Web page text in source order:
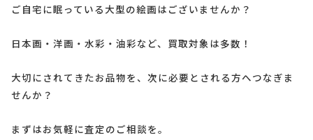
ご自宅に眠っている大型の絵画はございませんか？
日本画・洋画・水彩・油彩など、買取対象は多数！
大切にされてきたお品物を、次に必要とされる方へつなぎま
せんか？
まずはお気軽に査定のご相談を。